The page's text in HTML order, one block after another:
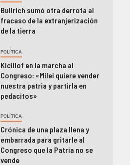
Bullrich sumó otra derrota al
fracaso de la extranjerización
de la tierra
POLÍTICA
Kicillof en la marcha al
Congreso: «Milei quiere vender
nuestra patria y partirla en
pedacitos»
POLÍTICA
Crónica de una plaza llena y
embarrada para gritarle al
Congreso que la Patria no se
vende